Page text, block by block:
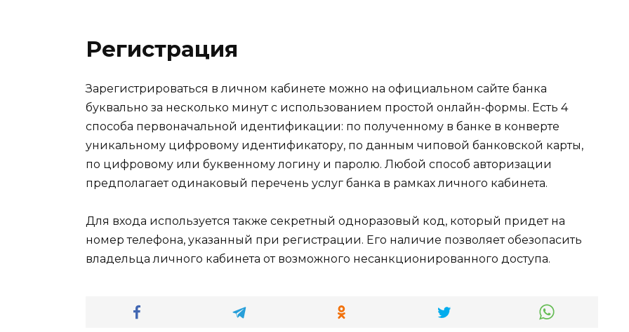
Регистрация
Зарегистрироваться в личном кабинете можно на официальном сайте банка
буквально за несколько минут с использованием простой онлайн-формы. Есть 4
способа первоначальной идентификации: по полученному в банке в конверте
уникальному цифровому идентификатору, по данным чиповой банковской карты,
по цифровому или буквенному логину и паролю. Любой способ авторизации
предполагает одинаковый перечень услуг банка в рамках личного кабинета.
Для входа используется также секретный одноразовый код, который придет на
номер телефона, указанный при регистрации. Его наличие позволяет обезопасить
владельца личного кабинета от возможного несанкционированного доступа.